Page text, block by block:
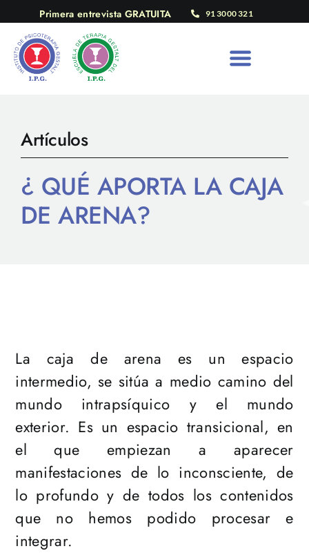
contenido
Primera entrevista GRATUITA 91 3000 321
Artículos
¿ QUÉ APORTA LA CAJA
DE ARENA?
La caja de arena es un espacio
intermedio, se sitúa a medio camino del
mundo intrapsíquico y el mundo
exterior. Es un espacio transicional, en
el que empiezan a aparecer
manifestaciones de lo inconsciente, de
lo profundo y de todos los contenidos
que no hemos podido procesar e
integrar.